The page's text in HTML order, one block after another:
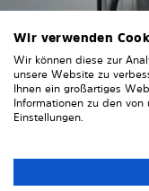
Positionieren Sie
Wir verwenden
Wir können diese zur
unsere Website zu
Ihnen ein großartiges
Informationen zu den von
Einstellungen.